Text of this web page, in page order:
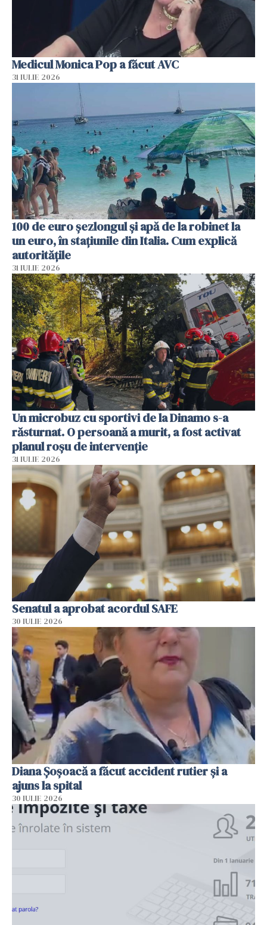
Medicul Monica Pop a făcut AVC
31 IULIE 2026
100 de euro șezlongul și apă de la robinet la
un euro, în stațiunile din Italia. Cum explică
autoritățile
31 IULIE 2026
Un microbuz cu sportivi de la Dinamo s-a
răsturnat. O persoană a murit, a fost activat
planul roșu de intervenție
31 IULIE 2026
Senatul a aprobat acordul SAFE
30 IULIE 2026
Diana Șoșoacă a făcut accident rutier și a
ajuns la spital
30 IULIE 2026